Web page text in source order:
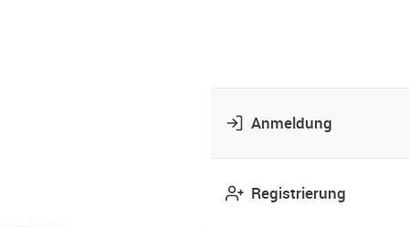
Anmeldung
Registrierung